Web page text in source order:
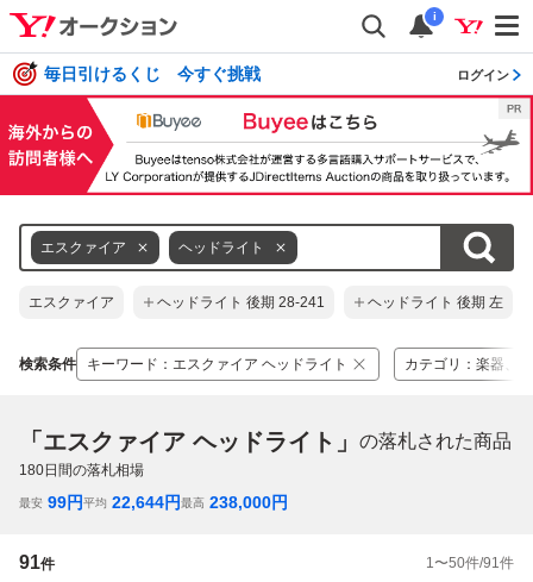
i
毎日引けるくじ 今すぐ挑戦 ログイン
エスクァイア ヘッドライト
エスクァイア ヘッドライト 後期 28-241 ヘッドライト 後期 左
検索条件 キーワード ： エスクァイア ヘッドライト カテゴリ ： 楽器、
「エスクァイア ヘッドライト」 の落札された商品
180日間の落札相場
最安 99円平均 22,644円最高 238,000円
91件 1 〜50件/91 件